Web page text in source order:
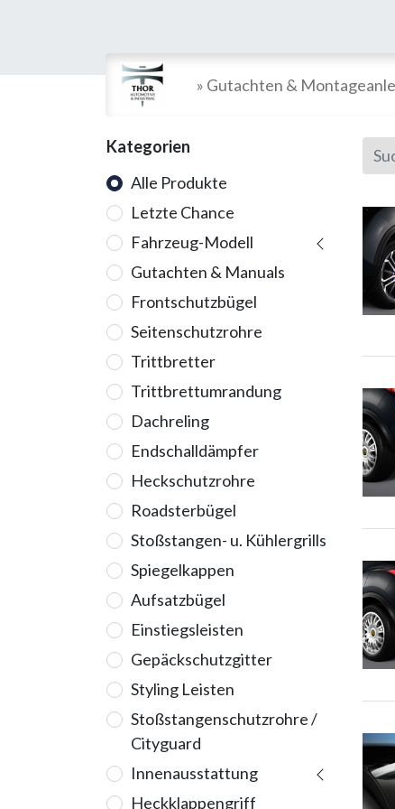
» Gutachten &
Kategorien
Alle Produkte
Letzte Chance
Fahrzeug-Modell
Gutachten & Manuals
Frontschutzbügel
Seitenschutzrohre
Trittbretter
Trittbrettumrandung
Dachreling
Endschalldämpfer
Heckschutzrohre
Roadsterbügel
Stoßstangen- u. Kühlergrills
Spiegelkappen
Aufsatzbügel
Einstiegsleisten
Gepäckschutzgitter
Styling Leisten
Stoßstangenschutzrohre /
Cityguard
Innenausstattung
Heckklappengriff